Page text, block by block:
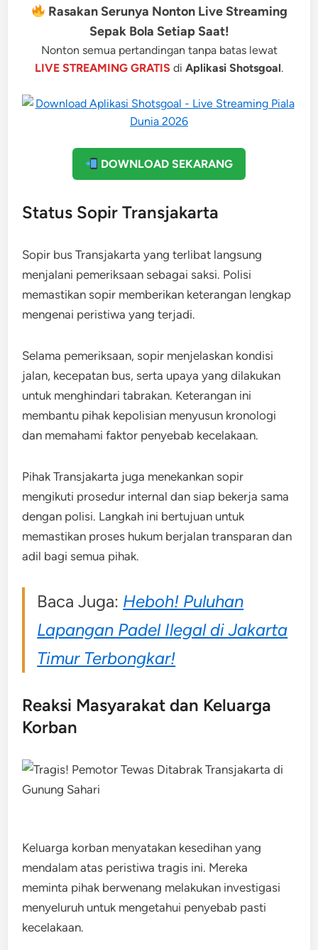
Rasakan Serunya Nonton Live Streaming
Sepak Bola Setiap Saat!
Nonton semua pertandingan tanpa batas lewat
LIVE STREAMING GRATIS di Aplikasi Shotsgoal.
DOWNLOAD SEKARANG
Status Sopir Transjakarta
Sopir bus Transjakarta yang terlibat langsung
menjalani pemeriksaan sebagai saksi. Polisi
memastikan sopir memberikan keterangan lengkap
mengenai peristiwa yang terjadi.
Selama pemeriksaan, sopir menjelaskan kondisi
jalan, kecepatan bus, serta upaya yang dilakukan
untuk menghindari tabrakan. Keterangan ini
membantu pihak kepolisian menyusun kronologi
dan memahami faktor penyebab kecelakaan.
Pihak Transjakarta juga menekankan sopir
mengikuti prosedur internal dan siap bekerja sama
dengan polisi. Langkah ini bertujuan untuk
memastikan proses hukum berjalan transparan dan
adil bagi semua pihak.
Baca Juga: Heboh! Puluhan
Lapangan Padel Ilegal di Jakarta
Timur Terbongkar!
Reaksi Masyarakat dan Keluarga
Korban
Keluarga korban menyatakan kesedihan yang
mendalam atas peristiwa tragis ini. Mereka
meminta pihak berwenang melakukan investigasi
menyeluruh untuk mengetahui penyebab pasti
kecelakaan.